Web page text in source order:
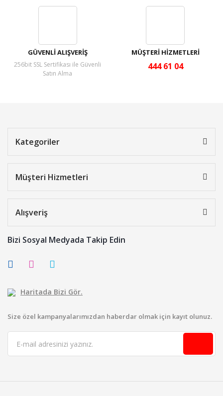
GÜVENLİ ALIŞVERİŞ
256bit SSL Sertifikası ile Güvenli
Satın Alma
MÜŞTERİ HİZMETLERİ
444 61 04
Kategoriler
Müşteri Hizmetleri
Alışveriş
Bizi Sosyal Medyada Takip Edin
Haritada Bizi Gör.
Size özel kampanyalarımızdan haberdar olmak için kayıt olunuz.